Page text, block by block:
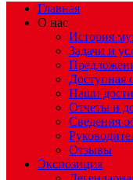
Главная
О нас
История
Задачи и
Доступная
Наши
Отчеты и
Сведения
Отзывы
Экспозиция